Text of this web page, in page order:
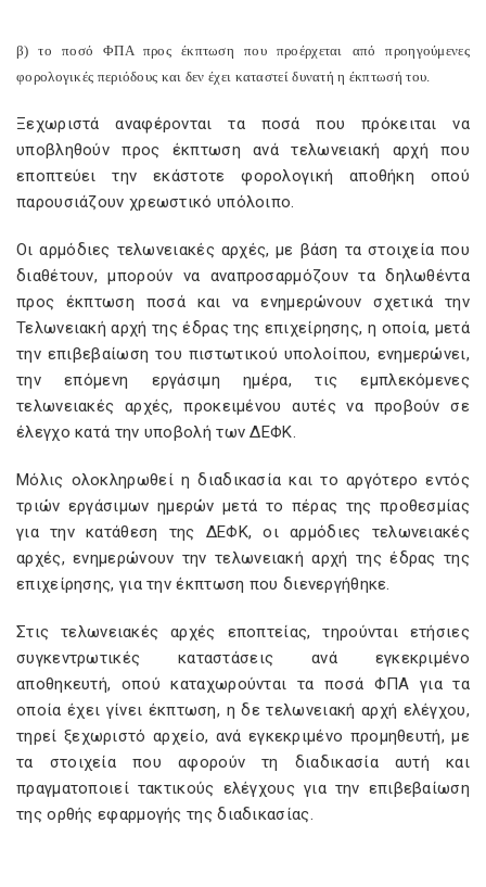
β) το ποσό ΦΠΑ προς έκπτωση που προέρχεται από προηγούμενες
φορολογικές περιόδους και δεν έχει καταστεί δυνατή η έκπτωσή του.
Ξεχωριστά αναφέρονται τα ποσά που πρόκειται να
υποβληθούν προς έκπτωση ανά τελωνειακή αρχή που
εποπτεύει την εκάστοτε φορολογική αποθήκη οπού
παρουσιάζουν χρεωστικό υπόλοιπο.
Οι αρμόδιες τελωνειακές αρχές, με βάση τα στοιχεία που
διαθέτουν, μπορούν να αναπροσαρμόζουν τα δηλωθέντα
προς έκπτωση ποσά και να ενημερώνουν σχετικά την
Τελωνειακή αρχή της έδρας της επιχείρησης, η οποία, μετά
την επιβεβαίωση του πιστωτικού υπολοίπου, ενημερώνει,
την επόμενη εργάσιμη ημέρα, τις εμπλεκόμενες
τελωνειακές αρχές, προκειμένου αυτές να προβούν σε
έλεγχο κατά την υποβολή των ΔΕΦΚ.
Μόλις ολοκληρωθεί η διαδικασία και το αργότερο εντός
τριών εργάσιμων ημερών μετά το πέρας της προθεσμίας
για την κατάθεση της ΔΕΦΚ, οι αρμόδιες τελωνειακές
αρχές, ενημερώνουν την τελωνειακή αρχή της έδρας της
επιχείρησης, για την έκπτωση που διενεργήθηκε.
Στις τελωνειακές αρχές εποπτείας, τηρούνται ετήσιες
συγκεντρωτικές καταστάσεις ανά εγκεκριμένο
αποθηκευτή, οπού καταχωρούνται τα ποσά ΦΠΑ για τα
οποία έχει γίνει έκπτωση, η δε τελωνειακή αρχή ελέγχου,
τηρεί ξεχωριστό αρχείο, ανά εγκεκριμένο προμηθευτή, με
τα στοιχεία που αφορούν τη διαδικασία αυτή και
πραγματοποιεί τακτικούς ελέγχους για την επιβεβαίωση
της ορθής εφαρμογής της διαδικασίας.